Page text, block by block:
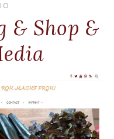
& Shop &